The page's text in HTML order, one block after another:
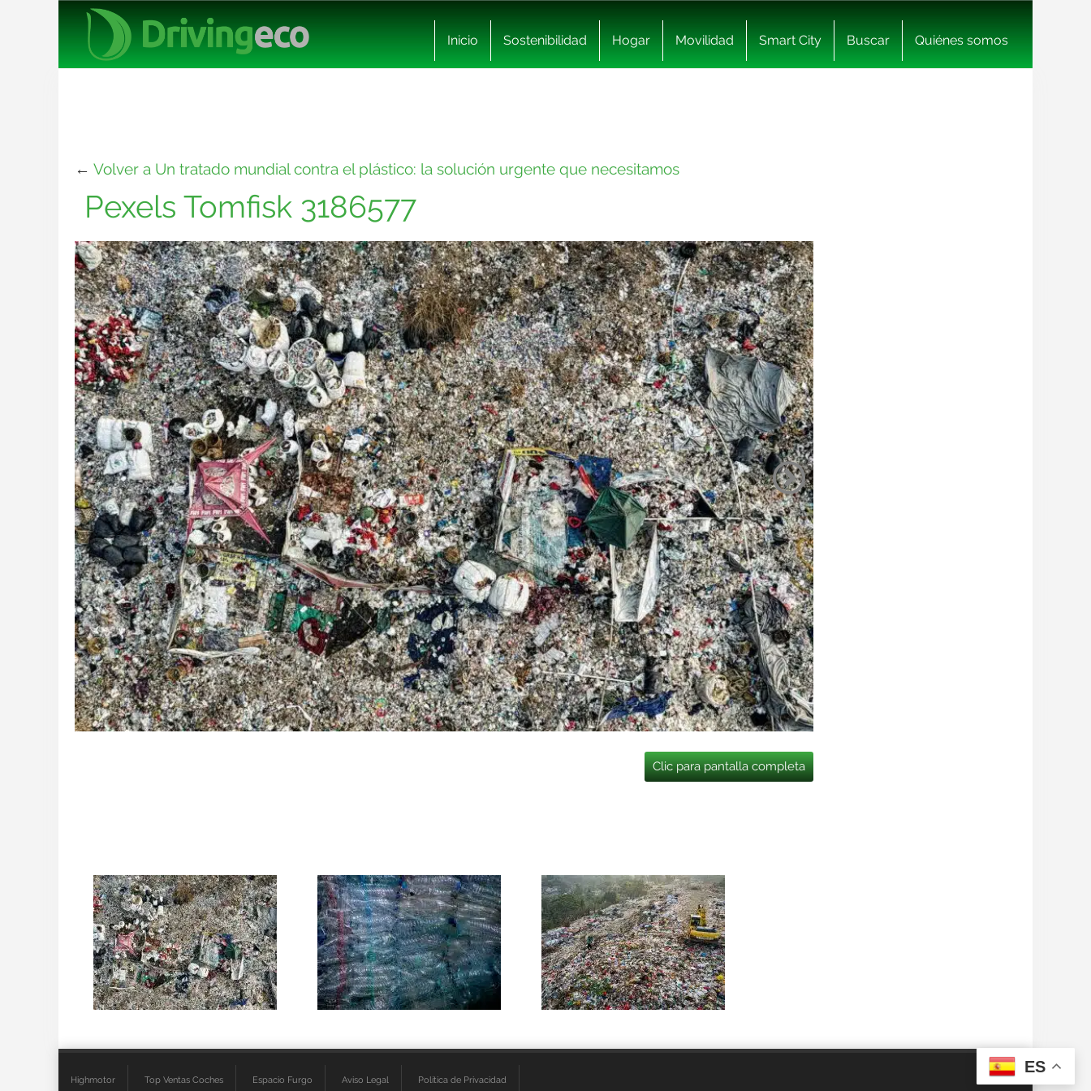
Inicio Sostenibilidad Hogar Movilidad Smart City Buscar Quiénes somos
← Volver a Un tratado mundial contra el plástico: la solución urgente que necesitamos
Pexels Tomfisk 3186577
Clic para pantalla completa
Highmotor Top Ventas Coches Espacio Furgo Aviso Legal Política de Privacidad
ES